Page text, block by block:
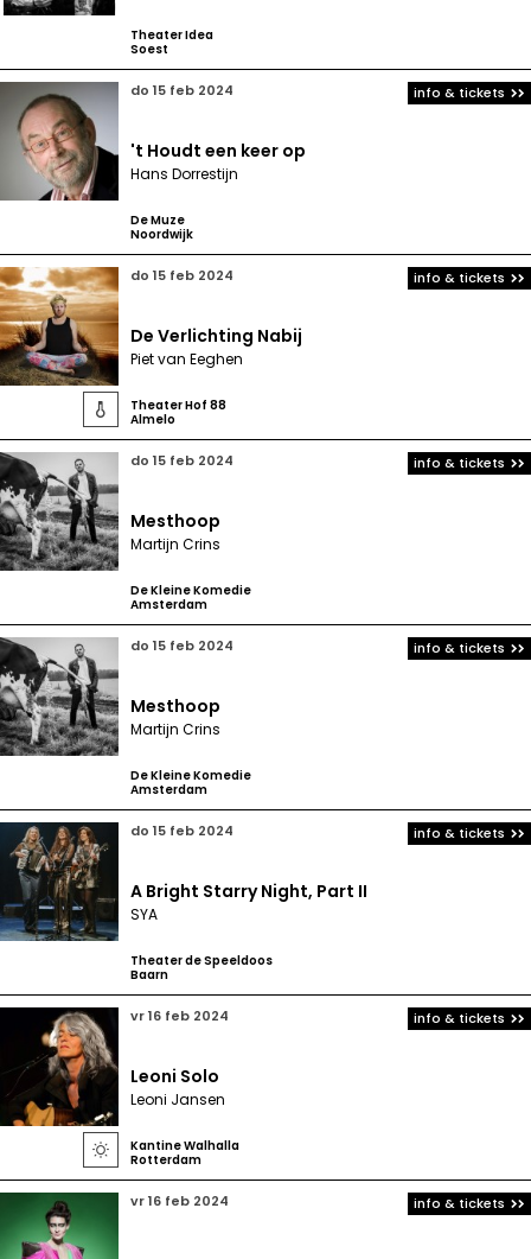
Theater Idea
Soest
do 15 feb 2024
't Houdt een keer op
Hans Dorrestijn
De Muze
Noordwijk
info & tickets

do 15 feb 2024
De Verlichting Nabij
Piet van Eeghen
Theater Hof 88
Almelo
info & tickets
do 15 feb 2024
Mesthoop
Martijn Crins
De Kleine Komedie
Amsterdam
info & tickets
do 15 feb 2024
Mesthoop
Martijn Crins
De Kleine Komedie
Amsterdam
info & tickets
do 15 feb 2024
A Bright Starry Night, Part II
SYA
Theater de Speeldoos
Baarn
info & tickets

vr 16 feb 2024
Leoni Solo
Leoni Jansen
Kantine Walhalla
Rotterdam
info & tickets
vr 16 feb 2024 info & tickets